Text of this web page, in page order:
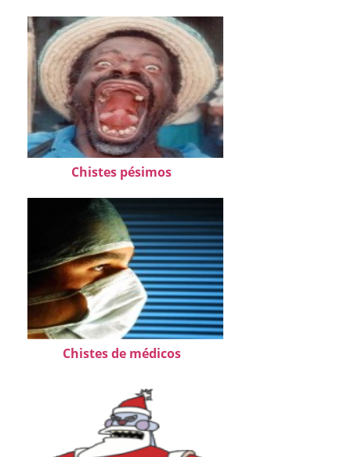
Chistes pésimos
Chistes de médicos